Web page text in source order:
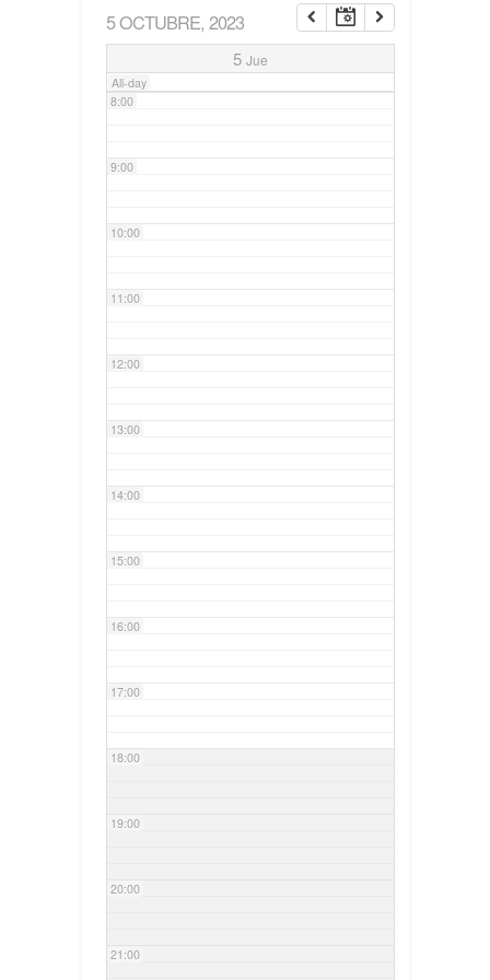
5 OCTUBRE, 2023
5 Jue
All-day
7:00
8:00
9:00
10:00
11:00
12:00
13:00
14:00
15:00
16:00
17:00
18:00
19:00
20:00
21:00